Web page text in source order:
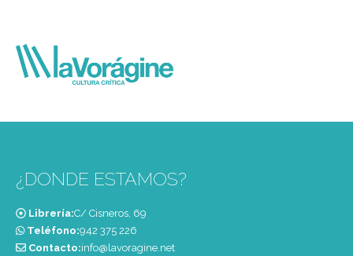
¿DONDE ESTAMOS?
Librería:C/ Cisneros, 69
Teléfono:‭942 375 226‬
Contacto:info@lavoragine.net